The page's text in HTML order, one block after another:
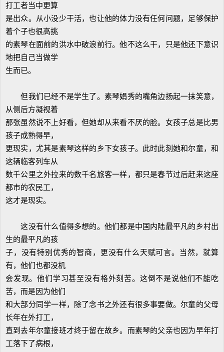
打工者当中更算
是出众。从小没少干活，也让他的体力没有任何问题，足够保护
着个子也很高挑
的素琴在面前的洪水中破浪前行。他不这么干，只是他还下意识
地把自己当做学
生而已。
但我们已经不是学生了。素琴娟秀的嘴角边扬起一抹笑意，
从侧后方凝视着
那张虽然说不上好看，但她却从来看不厌的脸。女孩子总是比男
孩子成熟得早，
更现实，尤其是素琴这样的乡下女孩子。此时此刻她和尔童，和
这辆临客列车从
数千公里之外拉来的数千名旅客一样，都只是春节过后赶来这座
都市的农民工，
这才是现实。
这没有什么值得多想的。他们都是中国内陆最平凡的乡村出
生的最平凡的孩
子，没有特别优秀的智商，更没有什么天赋可言。当然，就算
有，他们也都没机
会发现。他们学习甚至没有格外刻苦。这倒不是说他们不能吃
苦，而是因为他们
和大部分同学一样，除了念书之外还有很多事要做。尔童的父母
长年在外打工，
直到去年尔童接班才终于留在故乡。而素琴的父亲也因为早年打
工落下了病根，